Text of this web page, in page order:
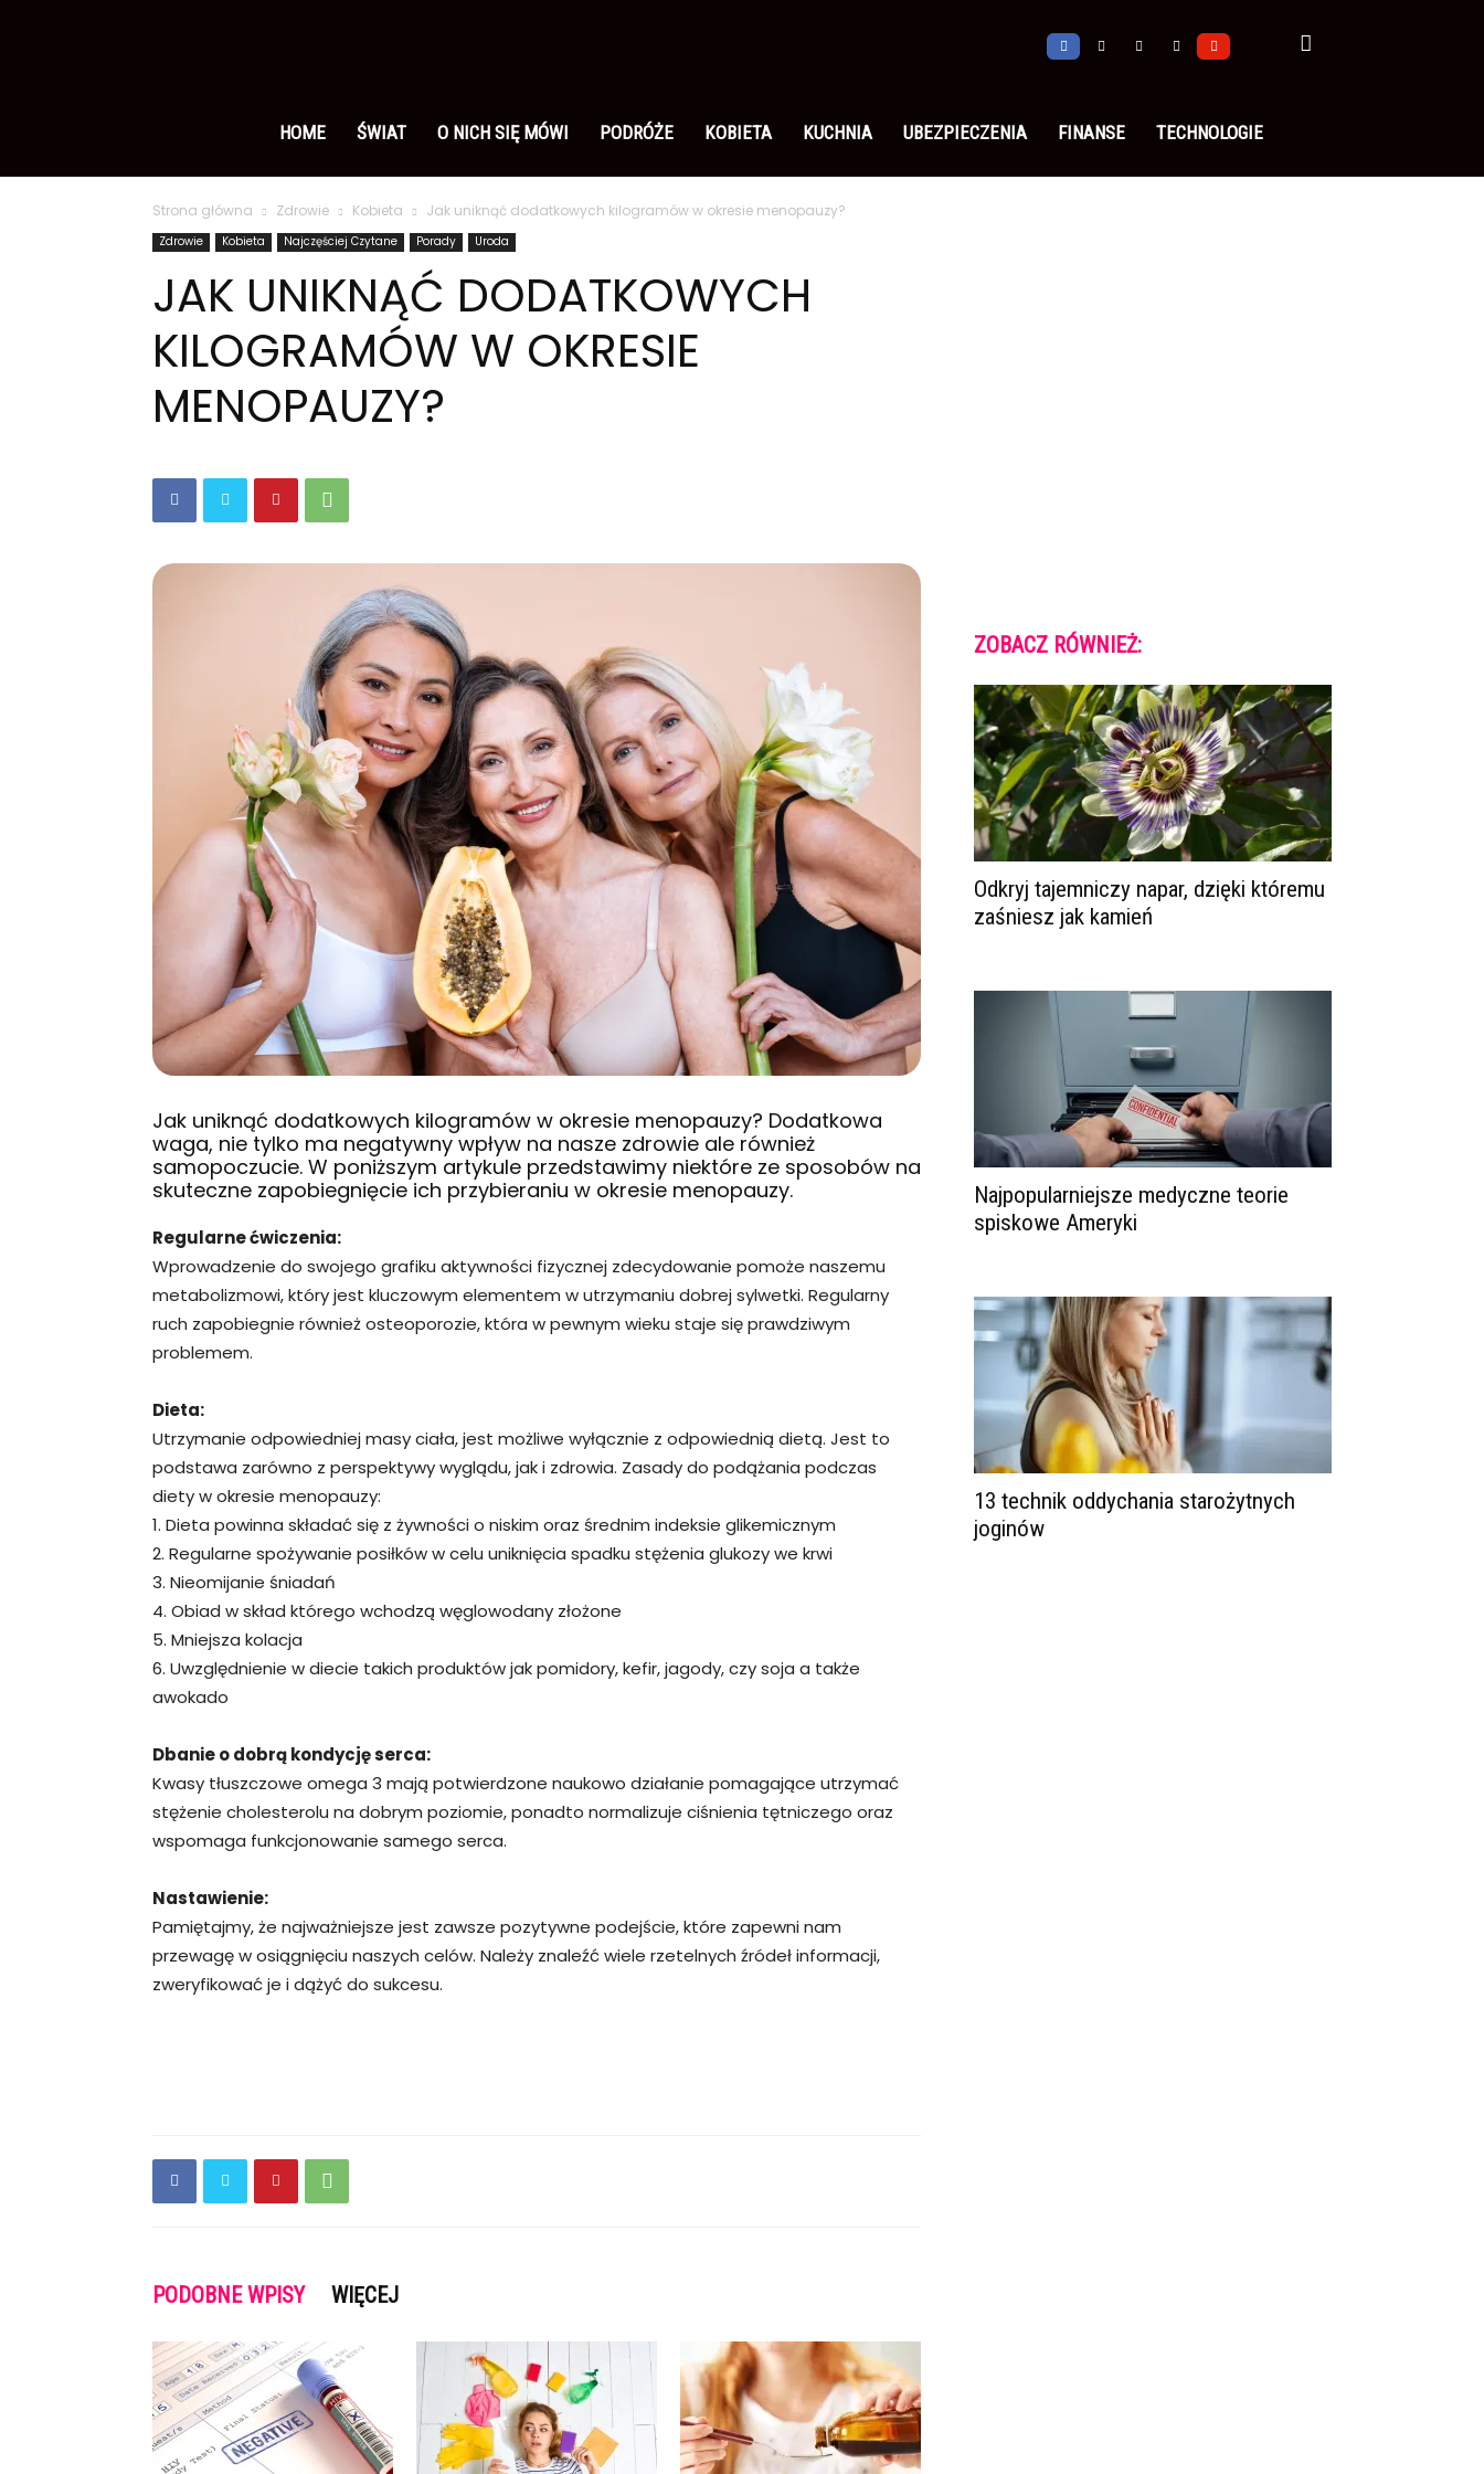
polsku
HOME ŚWIAT O NICH SIĘ MÓWI PODRÓŻE KOBIETA KUCHNIA UBEZPIECZENIA FINANSE TECHNOLOGIE
Strona główna Zdrowie Kobieta Jak uniknąć dodatkowych kilogramów w okresie menopauzy?
Zdrowie Kobieta Najczęściej Czytane Porady Uroda
JAK UNIKNĄĆ DODATKOWYCH
KILOGRAMÓW W OKRESIE
MENOPAUZY?
Jak uniknąć dodatkowych kilogramów w okresie menopauzy? Dodatkowa
waga, nie tylko ma negatywny wpływ na nasze zdrowie ale również
samopoczucie. W poniższym artykule przedstawimy niektóre ze sposobów na
skuteczne zapobiegnięcie ich przybieraniu w okresie menopauzy.
Regularne ćwiczenia:
Wprowadzenie do swojego grafiku aktywności fizycznej zdecydowanie pomoże naszemu
metabolizmowi, który jest kluczowym elementem w utrzymaniu dobrej sylwetki. Regularny
ruch zapobiegnie również osteoporozie, która w pewnym wieku staje się prawdziwym
problemem.
Dieta:
Utrzymanie odpowiedniej masy ciała, jest możliwe wyłącznie z odpowiednią dietą. Jest to
podstawa zarówno z perspektywy wyglądu, jak i zdrowia. Zasady do podążania podczas
diety w okresie menopauzy:
1. Dieta powinna składać się z żywności o niskim oraz średnim indeksie glikemicznym
2. Regularne spożywanie posiłków w celu uniknięcia spadku stężenia glukozy we krwi
3. Nieomijanie śniadań
4. Obiad w skład którego wchodzą węglowodany złożone
5. Mniejsza kolacja
6. Uwzględnienie w diecie takich produktów jak pomidory, kefir, jagody, czy soja a także
awokado
Dbanie o dobrą kondycję serca:
Kwasy tłuszczowe omega 3 mają potwierdzone naukowo działanie pomagające utrzymać
stężenie cholesterolu na dobrym poziomie, ponadto normalizuje ciśnienia tętniczego oraz
wspomaga funkcjonowanie samego serca.
Nastawienie:
Pamiętajmy, że najważniejsze jest zawsze pozytywne podejście, które zapewni nam
przewagę w osiągnięciu naszych celów. Należy znaleźć wiele rzetelnych źródeł informacji,
zweryfikować je i dążyć do sukcesu.
PODOBNE WPISY WIĘCEJ
ZOBACZ RÓWNIEŻ:
Odkryj tajemniczy napar, dzięki któremu
zaśniesz jak kamień
Najpopularniejsze medyczne teorie
spiskowe Ameryki
13 technik oddychania starożytnych
joginów